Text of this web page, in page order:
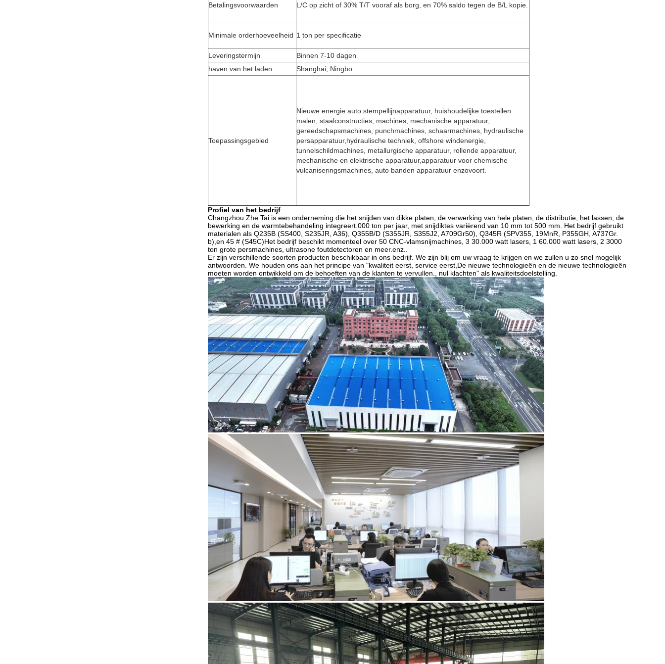
Betalingsvoorwaarden L/C op zicht of 30% T/T vooraf als borg, en 70% saldo tegen de B/L kopie.
Minimale orderhoeveelheid 1 ton per specificatie
Leveringstermijn
Binnen 7-10 dagen
haven van het laden
Shanghai, Ningbo.
Toepassingsgebied
Nieuwe energie auto stempellijnapparatuur, huishoudelijke toestellen
malen, staalconstructies, machines, mechanische apparatuur,
gereedschapsmachines, punchmachines, schaarmachines, hydraulische
persapparatuur,hydraulische techniek, offshore windenergie,
tunnelschildmachines, metallurgische apparatuur, rollende apparatuur,
mechanische en elektrische apparatuur,apparatuur voor chemische
vulcaniseringsmachines, auto banden apparatuur enzovoort.
Profiel van het bedrijf
Changzhou Zhe Tai is een onderneming die het snijden van dikke platen, de verwerking van hele platen, de distributie, het lassen, de
bewerking en de warmtebehandeling integreert.000 ton per jaar, met snijdiktes variërend van 10 mm tot 500 mm. Het bedrijf gebruikt
materialen als Q235B (SS400, S235JR, A36), Q355B/D (S355JR, S355J2, A709Gr50), Q345R (SPV355, 19MnR, P355GH, A737Gr.
b),en 45 # (S45C)Het bedrijf beschikt momenteel over 50 CNC-vlamsnijmachines, 3 30.000 watt lasers, 1 60.000 watt lasers, 2 3000
ton grote persmachines, ultrasone foutdetectoren en meer.enz..
Er zijn verschillende soorten producten beschikbaar in ons bedrijf. We zijn blij om uw vraag te krijgen en we zullen u zo snel mogelijk
antwoorden. We houden ons aan het principe van "kwaliteit eerst, service eerst,De nieuwe technologieën en de nieuwe technologieën
moeten worden ontwikkeld om de behoeften van de klanten te vervullen., nul klachten" als kwaliteitsdoelstelling.